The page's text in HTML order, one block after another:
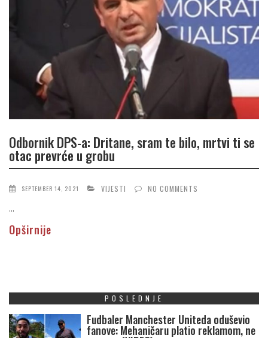
Odbornik DPS-a: Dritane, sram te bilo, mrtvi ti se
otac prevrće u grobu
SEPTEMBER 14, 2021 VIJESTI NO COMMENTS
...
Opširnije
POSLEDNJE
Fudbaler Manchester Uniteda oduševio
fanove: Mehaničaru platio reklamom, ne